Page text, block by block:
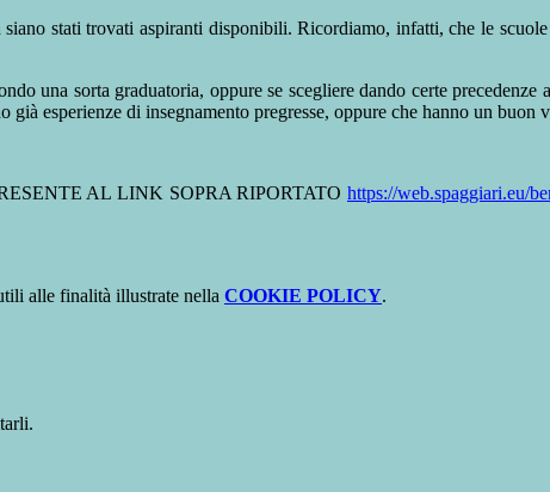
stati trovati aspiranti disponibili. Ricordiamo, infatti, che le
una sorta graduatoria, oppure se scegliere dando certe precedenze
esperienze di insegnamento pregresse, oppure che hanno un buon
AL LINK SOPRA RIPORTATO https://web.spaggiari.eu/
alle finalità illustrate nella COOKIE POLICY.